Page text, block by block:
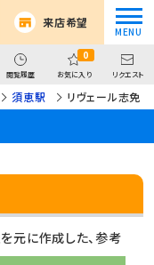
来店希望
閲覧履歴
0
お気に入り リクエスト
須恵駅 リヴェール志免
元に作成した、参考